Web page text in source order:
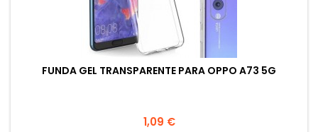
FUNDA GEL TRANSPARENTE PARA OPPO A73 5G
Precio
1,09 €